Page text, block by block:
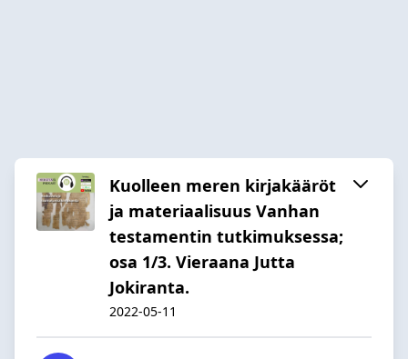
Kuolleen meren kirjakääröt
ja materiaalisuus Vanhan
testamentin tutkimuksessa;
osa 1/3. Vieraana Jutta
Jokiranta.
2022-05-11